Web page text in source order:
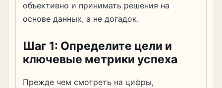
объективно и принимать решения на
основе данных, а не догадок.
Шаг 1: Определите цели и
ключевые метрики успеха
Прежде чем смотреть на цифры,